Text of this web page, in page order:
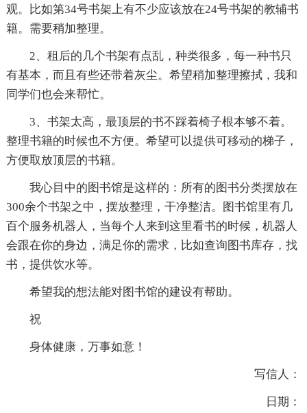
观。比如第34号书架上有不少应该放在24号书架的教辅书
籍。需要稍加整理。
2、租后的几个书架有点乱，种类很多，每一种书只
有基本，而且有些还带着灰尘。希望稍加整理擦拭，我和
同学们也会来帮忙。
3、书架太高，最顶层的书不踩着椅子根本够不着。
整理书籍的时候也不方便。希望可以提供可移动的梯子，
方便取放顶层的书籍。
我心目中的图书馆是这样的：所有的图书分类摆放在
300余个书架之中，摆放整理，干净整洁。图书馆里有几
百个服务机器人，当每个人来到这里看书的时候，机器人
会跟在你的身边，满足你的需求，比如查询图书库存，找
书，提供饮水等。
希望我的想法能对图书馆的建设有帮助。
祝
身体健康，万事如意！
写信人：
日期：